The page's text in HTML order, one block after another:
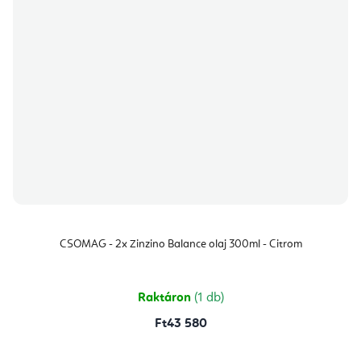
CSOMAG - 2x Zinzino Balance olaj 300ml - Citrom
Raktáron (1 db)
Ft43 580